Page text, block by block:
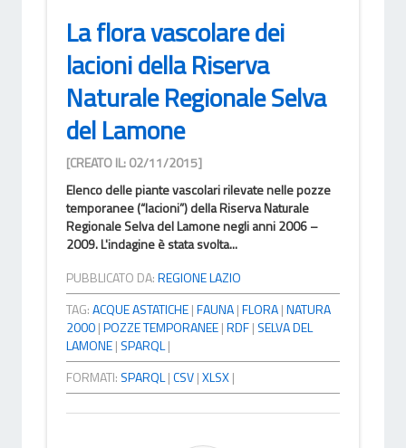
La flora vascolare dei
lacioni della Riserva
Naturale Regionale Selva
del Lamone
[CREATO IL: 02/11/2015]
Elenco delle piante vascolari rilevate nelle pozze
temporanee (“lacioni”) della Riserva Naturale
Regionale Selva del Lamone negli anni 2006 –
2009. L'indagine è stata svolta...
PUBBLICATO DA:REGIONE LAZIO
TAG:ACQUE ASTATICHE|FAUNA|FLORA|NATURA
2000|POZZE TEMPORANEE|RDF| SELVA DEL
LAMONE| SPARQL|
FORMATI: SPARQL|CSV|XLSX|